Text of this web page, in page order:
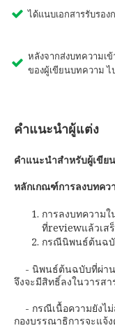
ได้แนบเอกสารรับรอ
หลังจากส่งบทความเ
ของผู้เขียนบทความ
คำแนะนำผู้แต่ง
คำแนะนำสำหรับผู้เขี
หลักเกณฑ์การลงบทคว
การลงบทความ
ที่reviewแล้วเส
กรณีนิพนธ์ต้นฉ
- นิพนธ์ต้นฉบับที่ผ่าน
จึงจะมีสิทธิ์ลงในวารสา
- กรณีเนื้อความยังไม่
กองบรรณาธิการจะแจ้ง